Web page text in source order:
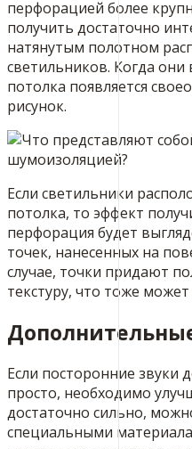
перфорацией более
получить достаточно
натянутым полотном
светильников. Когда
потолка появляется
рисунок.
Если светильники
потолка, то эффект
перфорация будет
точек, нанесенных на
случае, точки придают
текстуру, что тоже
Если посторонние звуки
просто, необходимо
достаточно сильно,
специальными